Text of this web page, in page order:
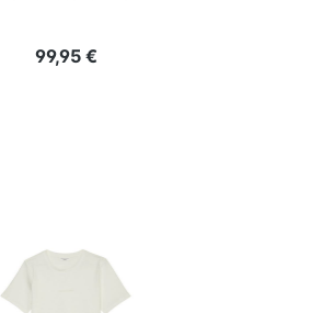
Regulärer Preis:
99,95 €